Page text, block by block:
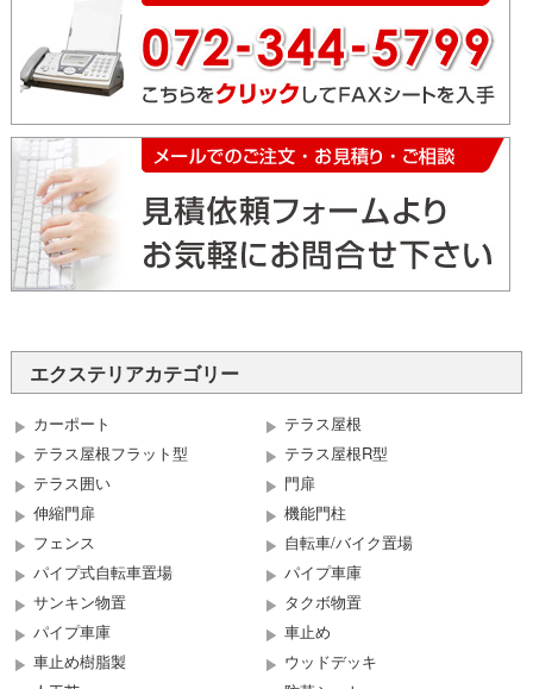
エクステリアカテゴリー
カーポート
テラス屋根
テラス屋根フラット型
テラス屋根R型
テラス囲い
門扉
伸縮門扉
機能門柱
フェンス
自転車/バイク置場
パイプ式自転車置場
パイプ車庫
サンキン物置
タクボ物置
パイプ車庫
車止め
車止め樹脂製
ウッドデッキ